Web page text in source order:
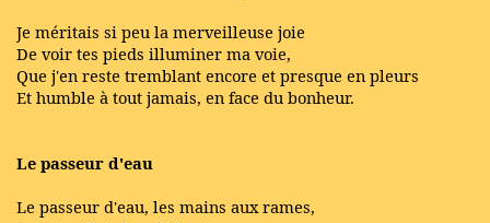
Je méritais si peu la merveilleuse joie
De voir tes pieds illuminer ma voie,
Que j'en reste tremblant encore et presque en pleurs
Et humble à tout jamais, en face du bonheur.
Le passeur d'eau
Le passeur d'eau, les mains aux rames,